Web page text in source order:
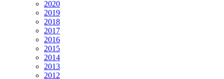
2020
2019
2018
2017
2016
2015
2014
2013
2012